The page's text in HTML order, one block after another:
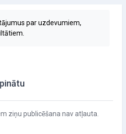
par uzdevumiem,
ziņu publicēšana nav atļauta.